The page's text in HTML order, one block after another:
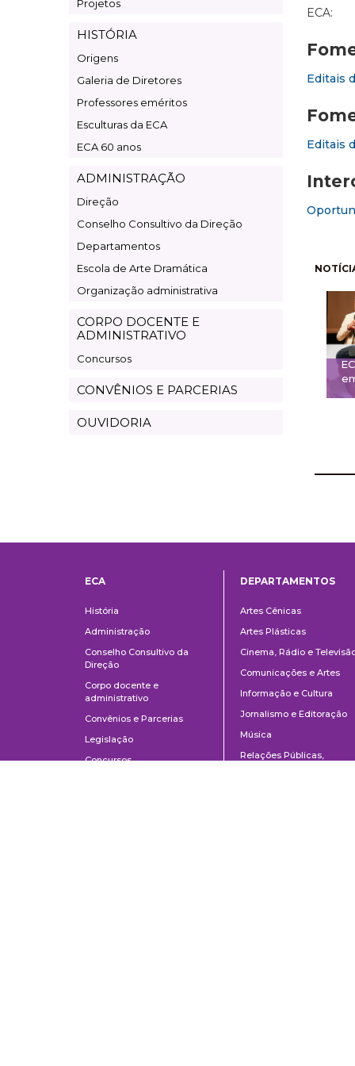
Projetos
HISTÓRIA
Origens
Galeria de Diretores
Professores eméritos
Esculturas da ECA
ECA 60 anos
ADMINISTRAÇÃO
Direção
Conselho Consultivo da Direção
Departamentos
Escola de Arte Dramática
Organização administrativa
CORPO DOCENTE E
ADMINISTRATIVO
Concursos
CONVÊNIOS E PARCERIAS
OUVIDORIA
ECA:
Editais
Editais
ECA
História
Administração
Conselho Consultivo da
Direção
Corpo docente e
administrativo
Convênios e Parcerias
Legislação
Concursos
DEPARTAMENTOS
Artes Cênicas
Artes Plásticas
Cinema, Rádio e
Comunicações e Artes
Informação e Cultura
Jornalismo e Editoração
Música
Relações Públicas,